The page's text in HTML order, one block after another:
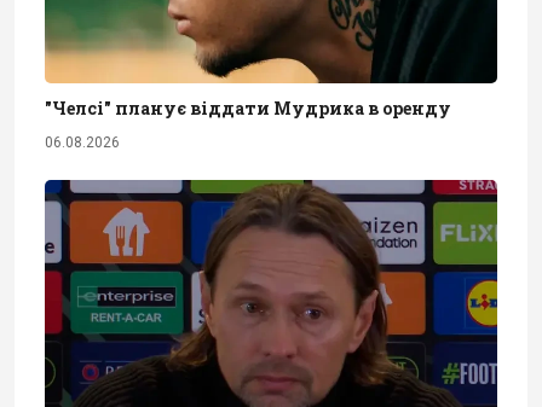
"Челсі" планує віддати Мудрика в оренду
06.08.2026